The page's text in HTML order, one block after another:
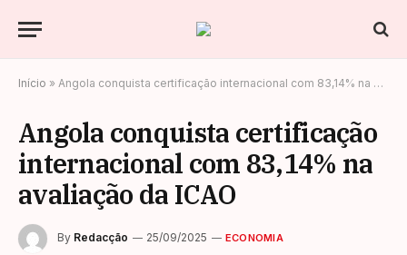
Início » Angola conquista certificação internacional com 83,14% na avaliação da ICAO
Angola conquista certificação
internacional com 83,14% na
avaliação da ICAO
By Redacção 25/09/2025 ECONOMIA